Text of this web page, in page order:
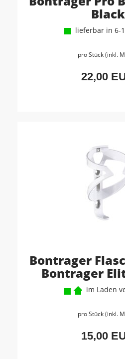
Black
lieferbar in 6-
pro Stück (inkl.
22,00
Bontrager
Bontrager
im Laden
pro Stück (inkl.
15,00